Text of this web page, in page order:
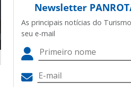
Newsletter
As principais notícias do
seu e-mail